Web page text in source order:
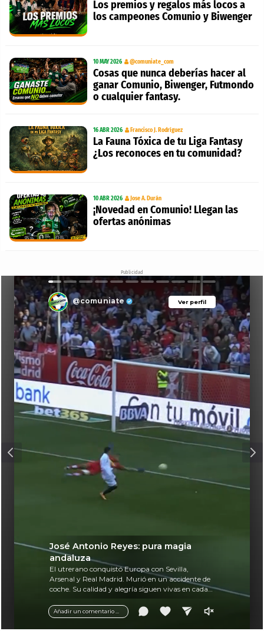
Los premios y regalos más locos a
los campeones Comunio y Biwenger
10 MAY 2026 @comuniate_com
Cosas que nunca deberías hacer al
ganar Comunio, Biwenger, Futmondo
o cualquier fantasy.
16 ABR 2026 Francisco J. Rodríguez
La Fauna Tóxica de tu Liga Fantasy
¿Los reconoces en tu comunidad?
10 ABR 2026 Jose A. Durán
¡Novedad en Comunio! Llegan las
ofertas anónimas
Publicidad
Ver perfil
@comuniate Ver perfil
Añadir un comentario ...
José Antonio Reyes: pura magia
andaluza
El utrerano conquistó Europa con Sevilla,
Arsenal y Real Madrid. Murió en un accidente de
coche. Su calidad y alegría siguen vivas en cada